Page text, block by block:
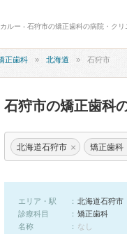
ルー - 石狩市の矯正歯科の病院・ク
正歯科 北海道 石狩市
石狩市の矯正歯科
北海道石狩市 × 矯正歯科
エリア・駅
北海道石狩市
診療科目
矯正歯科
名称
なし